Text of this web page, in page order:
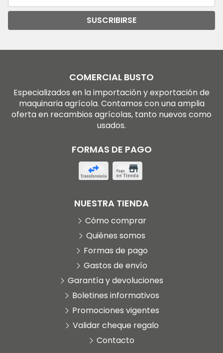
SUSCRIBIRSE
COMERCIAL BUSTO
Especializados en la importación y exportación de
maquinaria agrícola. Contamos con una amplia
oferta en recambios agrícolas, tanto nuevos como
usados.
FORMAS DE PAGO
NUESTRA TIENDA
Cómo comprar
Quiénes somos
Formas de pago
Gastos de envío
Garantía y devoluciones
Boletines informativos
Promociones vigentes
Validar cheque regalo
Contacto